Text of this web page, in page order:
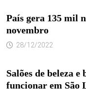
País gera 135 mil
novembro
28/12/2022
Salões de beleza
funcionar em São